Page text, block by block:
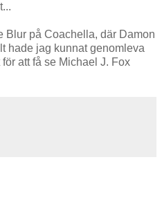
Blur på Coachella, där Damon
hade jag kunnat genomleva
att få se Michael J. Fox